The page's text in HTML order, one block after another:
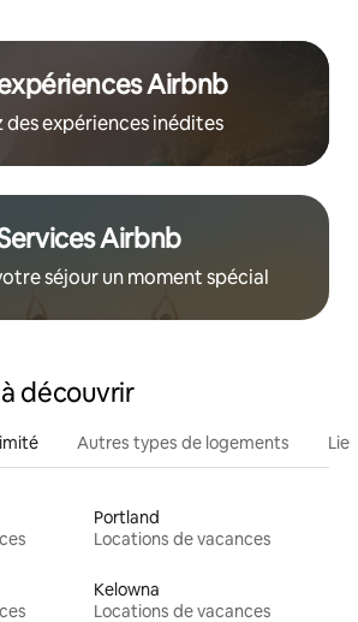
Airbnb
des expériences inédites
Airbnb
séjour un moment spécial
découvrir
Autres types de logements
Portland
Locations de vacances
Kelowna
Locations de vacances